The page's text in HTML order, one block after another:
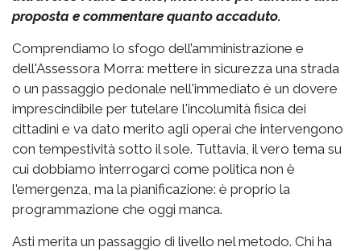
proposta e commentare quanto accaduto.
Comprendiamo lo sfogo dell’amministrazione e
dell'Assessora Morra: mettere in sicurezza una strada
o un passaggio pedonale nell'immediato è un dovere
imprescindibile per tutelare l'incolumità fisica dei
cittadini e va dato merito agli operai che intervengono
con tempestività sotto il sole. Tuttavia, il vero tema su
cui dobbiamo interrogarci come politica non è
l'emergenza, ma la pianificazione: è proprio la
programmazione che oggi manca.
Asti merita un passaggio di livello nel metodo. Chi ha